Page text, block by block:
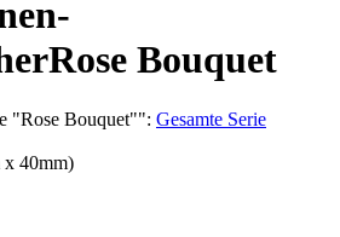
Rose Bouquet
"Rose Bouquet"": Gesamte Serie
x 40mm)